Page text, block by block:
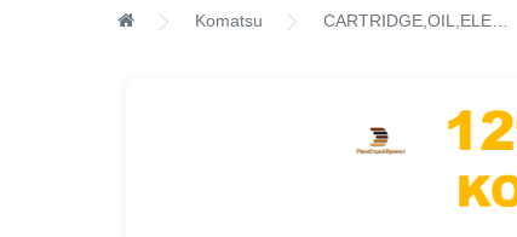
Komatsu CARTRIDGE,OIL,ELEMENT,LUB OIL FILTER,FILTER ELEMENT